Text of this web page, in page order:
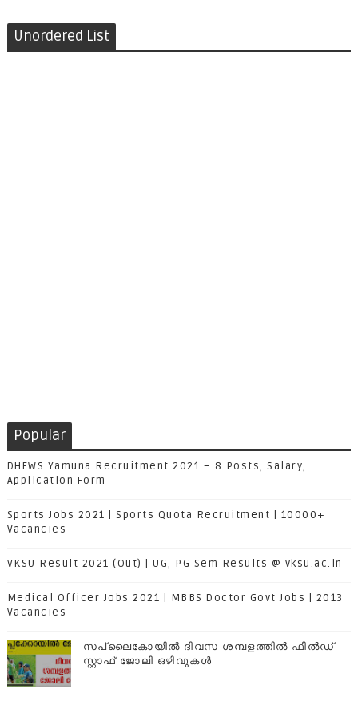
Unordered List
Popular
DHFWS Yamuna Recruitment 2021 – 8 Posts, Salary,
Application Form
Sports Jobs 2021 | Sports Quota Recruitment | 10000+
Vacancies
VKSU Result 2021 (Out) | UG, PG Sem Results @ vksu.ac.in
Medical Officer Jobs 2021 | MBBS Doctor Govt Jobs | 2013
Vacancies
സപ്ലൈകോയില്‍ ദിവസ ശമ്പളത്തിൽ ഫീല്‍ഡ്
സ്റ്റാഫ് ജോലി ഒഴിവുകൾ